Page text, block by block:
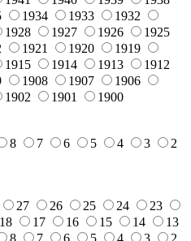
1934 1933
1932
1928 1927 1926
1925
1921 1920
1919
1915 1914 1913
1912
1908 1907
1906
1902 1901 1900
8 7 6 5 4 3
2
27 26 25 24
23
18 17 16 15 14
13